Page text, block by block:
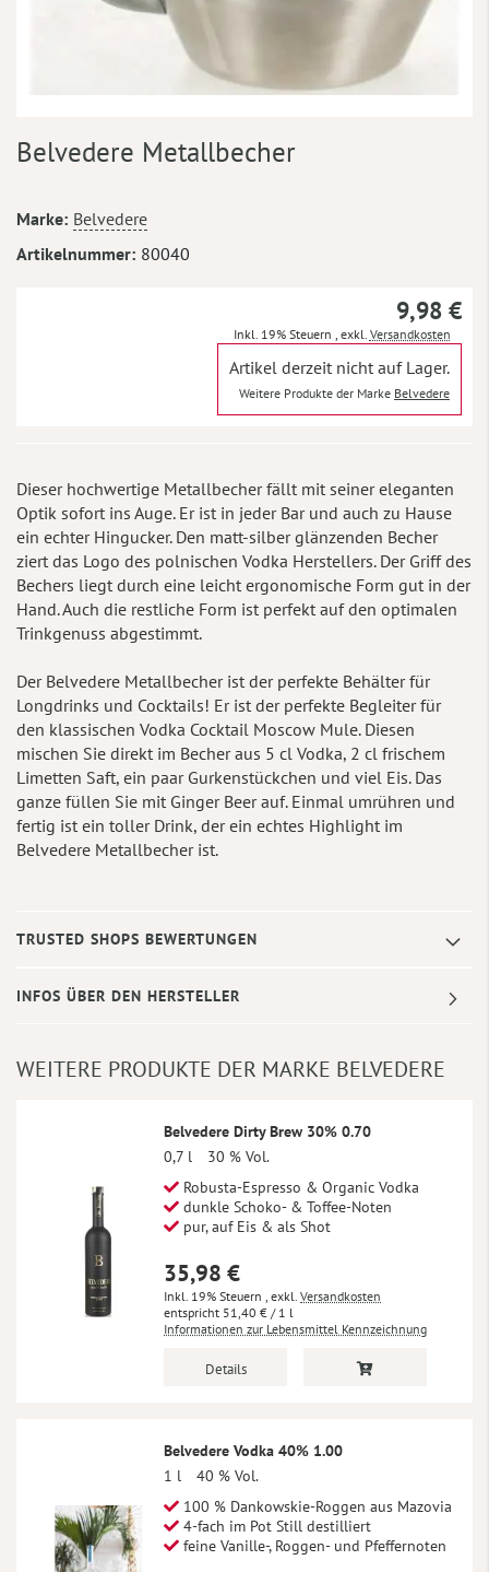
Anfang
springen
Belvedere Metallbecher
Mehr
Informationen
Marke Belvedere
Artikelnummer 80040
9,98 €
Inkl. 19% Steuern exkl. Versandkosten
Artikel derzeit nicht auf Lager.
Weitere Produkte der Marke Belvedere
Dieser hochwertige Metallbecher fällt mit seiner eleganten
Optik sofort ins Auge. Er ist in jeder Bar und auch zu Hause
ein echter Hingucker. Den matt-silber glänzenden Becher
ziert das Logo des polnischen Vodka Herstellers. Der Griff des
Bechers liegt durch eine leicht ergonomische Form gut in der
Hand. Auch die restliche Form ist perfekt auf den optimalen
Trinkgenuss abgestimmt.
Der Belvedere Metallbecher ist der perfekte Behälter für
Longdrinks und Cocktails! Er ist der perfekte Begleiter für
den klassischen Vodka Cocktail Moscow Mule. Diesen
mischen Sie direkt im Becher aus 5 cl Vodka, 2 cl frischem
Limetten Saft, ein paar Gurkenstückchen und viel Eis. Das
ganze füllen Sie mit Ginger Beer auf. Einmal umrühren und
fertig ist ein toller Drink, der ein echtes Highlight im
Belvedere Metallbecher ist.
TRUSTED SHOPS BEWERTUNGEN
INFOS ÜBER DEN HERSTELLER
WEITERE PRODUKTE DER MARKE BELVEDERE
Belvedere Dirty Brew 30% 0.70
0,7 l
30 % Vol.
Robusta-Espresso & Organic Vodka
dunkle Schoko- & Toffee-Noten
pur, auf Eis & als Shot
35,98 €
Inkl. 19% Steuern , exkl. Versandkosten
51,40 € / 1 l
Informationen zur Lebensmittel Kennzeichnung
Details
Belvedere Vodka 40% 1.00
1 l
40 % Vol.
100 % Dankowskie-Roggen aus Mazovia
4-fach im Pot Still destilliert
feine Vanille-, Roggen- und Pfeffernoten